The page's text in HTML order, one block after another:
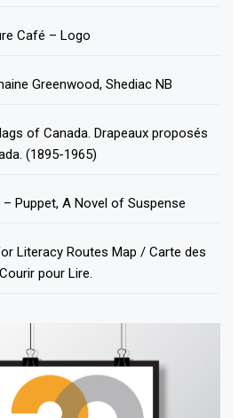
Café – Logo
Greenwood, Shediac NB
of Canada. Drapeaux proposés
(1895-1965)
Puppet, A Novel of Suspense
Literacy Routes Map / Carte des
pour Lire.